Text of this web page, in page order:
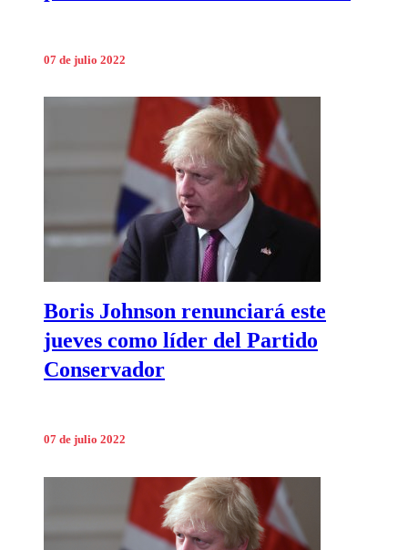
07 de julio 2022
Boris Johnson renunciará este
jueves como líder del Partido
Conservador
07 de julio 2022